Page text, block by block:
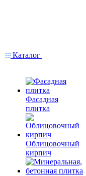
Каталог
Фасадная
плитка
Облицовочный
кирпич